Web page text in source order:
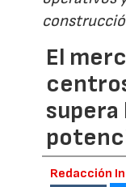
El
supera
Redacción